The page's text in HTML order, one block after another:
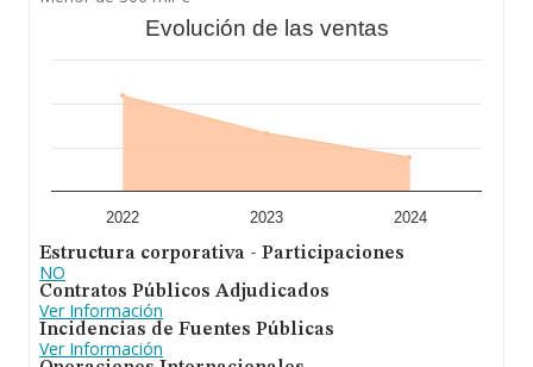
Evolución de las ventas
2022 2023 2024
Estructura corporativa - Participaciones
NO
Contratos Públicos Adjudicados
Ver Información
Incidencias de Fuentes Públicas
Ver Información